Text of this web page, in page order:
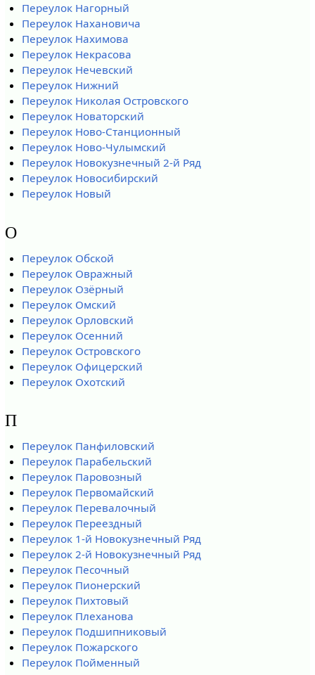
Переулок Нагорный
Переулок Нахановича
Переулок Нахимова
Переулок Некрасова
Переулок Нечевский
Переулок Нижний
Переулок Николая Островского
Переулок Новаторский
Переулок Ново-Станционный
Переулок Ново-Чулымский
Переулок Новокузнечный 2-й Ряд
Переулок Новосибирский
Переулок Новый
О
Переулок Обской
Переулок Овражный
Переулок Озёрный
Переулок Омский
Переулок Орловский
Переулок Осенний
Переулок Островского
Переулок Офицерский
Переулок Охотский
П
Переулок Панфиловский
Переулок Парабельский
Переулок Паровозный
Переулок Первомайский
Переулок Перевалочный
Переулок Переездный
Переулок 1-й Новокузнечный Ряд
Переулок 2-й Новокузнечный Ряд
Переулок Песочный
Переулок Пионерский
Переулок Пихтовый
Переулок Плеханова
Переулок Подшипниковый
Переулок Пожарского
Переулок Пойменный